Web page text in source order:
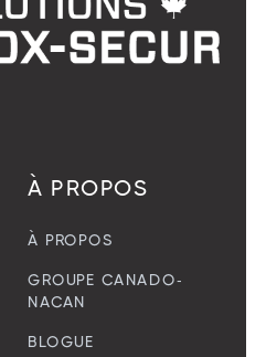
À PROPOS
À PROPOS
GROUPE CANADO-
NACAN
BLOGUE